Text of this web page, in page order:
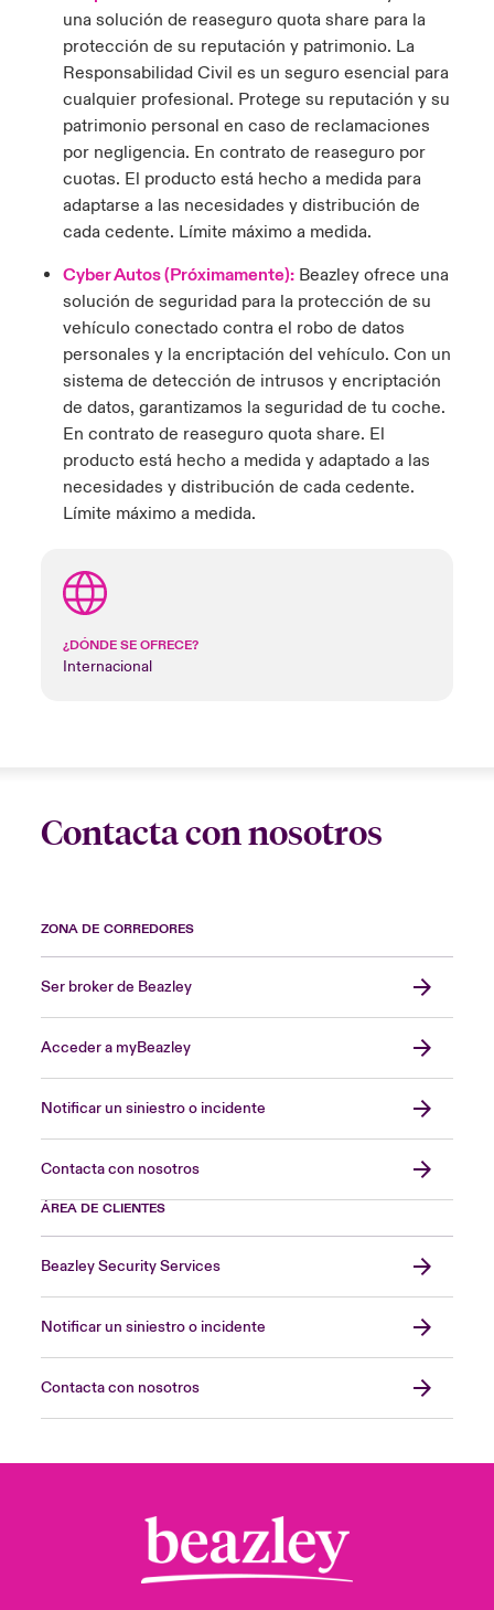
una solución de reaseguro quota share para la
protección de su reputación y patrimonio. La
Responsabilidad Civil es un seguro esencial para
cualquier profesional. Protege su reputación y su
patrimonio personal en caso de reclamaciones
por negligencia. En contrato de reaseguro por
cuotas. El producto está hecho a medida para
adaptarse a las necesidades y distribución de
cada cedente. Límite máximo a medida.
Cyber Autos (Próximamente):Beazley ofrece una
solución de seguridad para la protección de su
vehículo conectado contra el robo de datos
personales y la encriptación del vehículo. Con un
sistema de detección de intrusos y encriptación
de datos, garantizamos la seguridad de tu coche.
En contrato de reaseguro quota share. El
producto está hecho a medida y adaptado a las
necesidades y distribución de cada cedente.
Límite máximo a medida.
¿DÓNDE SE OFRECE?
Internacional
Contacta con nosotros
ZONA DE CORREDORES
Ser broker de Beazley
Acceder a myBeazley
Notificar un siniestro o incidente
Contacta con nosotros
ÁREA DE CLIENTES
Beazley Security Services
Notificar un siniestro o incidente
Contacta con nosotros